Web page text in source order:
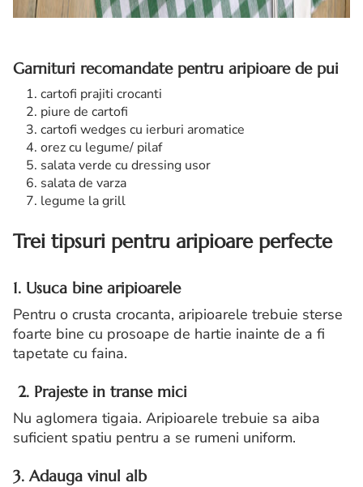
Garnituri recomandate pentru aripioare de pui
cartofi prajiti crocanti
piure de cartofi
cartofi wedges cu ierburi aromatice
orez cu legume/ pilaf
salata verde cu dressing usor
salata de varza
legume la grill
Trei tipsuri pentru aripioare perfecte
1. Usuca bine aripioarele
Pentru o crusta crocanta, aripioarele trebuie sterse
foarte bine cu prosoape de hartie inainte de a fi
tapetate cu faina.
2. Prajeste in transe mici
Nu aglomera tigaia. Aripioarele trebuie sa aiba
suficient spatiu pentru a se rumeni uniform.
3. Adauga vinul alb